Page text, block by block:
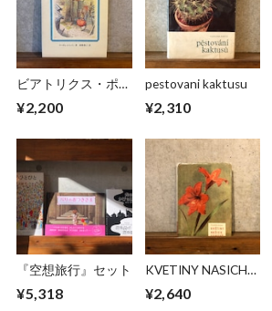
ビアトリクス・ポタ
¥2,200
pestovani kaktusu
¥2,310
『空想旅行』セット
¥5,318
KVETINY NASICH
¥2,640